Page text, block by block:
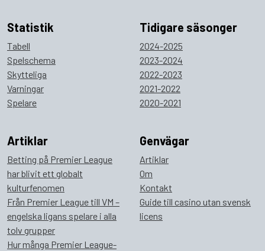
Statistik
Tabell
Spelschema
Skytteliga
Varningar
Spelare
Tidigare säsonger
2024-2025
2023-2024
2022-2023
2021-2022
2020-2021
Artiklar
Betting på Premier League
har blivit ett globalt
kulturfenomen
Från Premier League till VM –
engelska ligans spelare i alla
tolv grupper
Hur många Premier League-
Genvägar
Artiklar
Om
Kontakt
Guide till casino utan svensk
licens